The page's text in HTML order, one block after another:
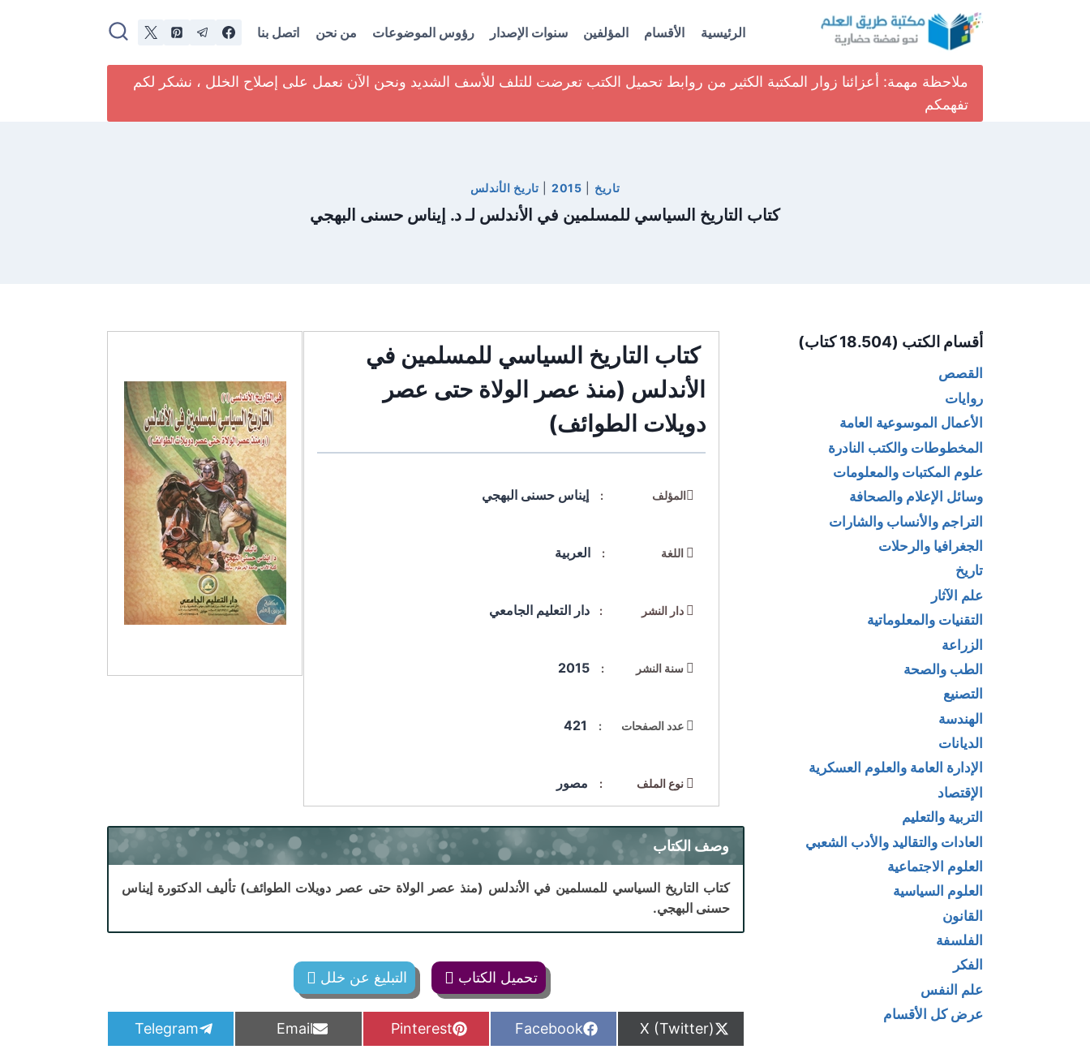
الرئيسية الأقسام المؤلفين سنوات الإصدار رؤوس الموضوعات من نحن اتصل بنا
ملاحظة مهمة: أعزائنا زوار المكتبة الكثير من روابط تحميل الكتب تعرضت للتلف للأسف الشديد ونحن الآن نعمل على إصلاح الخلل ، نشكر لكم
تفهمكم
تاريخ 2015 تاريخ الأندلس
كتاب التاريخ السياسي للمسلمين في الأندلس لـ د. إيناس حسنى البهجي
كتاب التاريخ السياسي للمسلمين في
الأندلس (منذ عصر الولاة حتى عصر
دويلات الطوائف)
المؤلف : إيناس حسنى البهجي
اللغة : العربية
دار النشر : دار التعليم الجامعي
سنة النشر : 2015
عدد الصفحات : 421
نوع الملف : مصور
وصف الكتاب
كتاب التاريخ السياسي للمسلمين في الأندلس (منذ عصر الولاة حتى عصر دويلات الطوائف) تأليف الدكتورة إيناس
حسنى البهجي.
تحميل الكتاب التبليغ عن خلل
S
h
X (Twitter)
S
h
Facebook
S
h
Pinterest
S
h
Email
S
h
Telegram
أقسام الكتب (18.504 كتاب)
القصص
روايات
الأعمال الموسوعية العامة
المخطوطات والكتب النادرة
علوم المكتبات والمعلومات
وسائل الإعلام والصحافة
التراجم والأنساب والشارات
الجغرافيا والرحلات
تاريخ
علم الآثار
التقنيات والمعلوماتية
الزراعة
الطب والصحة
التصنيع
الهندسة
الديانات
الإدارة العامة والعلوم العسكرية
الإقتصاد
التربية والتعليم
العادات والتقاليد والأدب الشعبي
العلوم الاجتماعية
العلوم السياسية
القانون
الفلسفة
الفكر
علم النفس
عرض كل الأقسام